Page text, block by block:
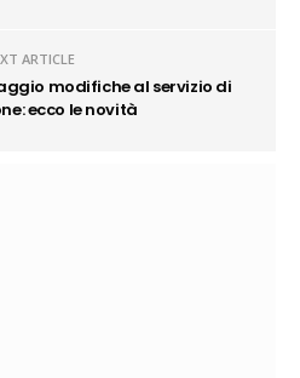
ARTICLE
modifiche al servizio di
ecco le novità